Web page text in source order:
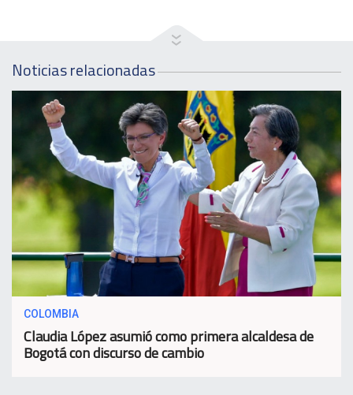
Noticias relacionadas
COLOMBIA
Claudia López asumió como primera alcaldesa de
Bogotá con discurso de cambio